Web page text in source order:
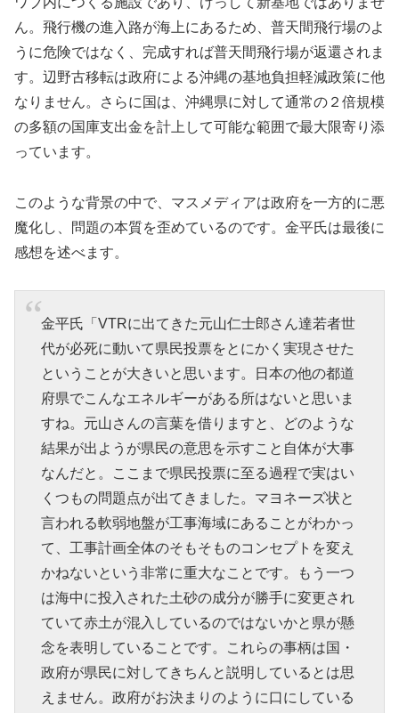
ん。飛行機の進入路が海上にあるため、普天間飛行場のよ
うに危険ではなく、完成すれば普天間飛行場が返還されま
す。辺野古移転は政府による沖縄の基地負担軽減政策に他
なりません。さらに国は、沖縄県に対して通常の２倍規模
の多額の国庫支出金を計上して可能な範囲で最大限寄り添
っています。
このような背景の中で、マスメディアは政府を一方的に悪
魔化し、問題の本質を歪めているのです。金平氏は最後に
感想を述べます。
金平氏「VTRに出てきた元山仁士郎さん達若者世
代が必死に動いて県民投票をとにかく実現させた
ということが大きいと思います。日本の他の都道
府県でこんなエネルギーがある所はないと思いま
すね。元山さんの言葉を借りますと、どのような
結果が出ようが県民の意思を示すこと自体が大事
なんだと。ここまで県民投票に至る過程で実はい
くつもの問題点が出てきました。マヨネーズ状と
言われる軟弱地盤が工事海域にあることがわかっ
て、工事計画全体のそもそものコンセプトを変え
かねないという非常に重大なことです。もう一つ
は海中に投入された土砂の成分が勝手に変更され
ていて赤土が混入しているのではないかと県が懸
念を表明していることです。これらの事柄は国・
政府が県民に対してきちんと説明しているとは思
えません。政府がお決まりのように口にしている